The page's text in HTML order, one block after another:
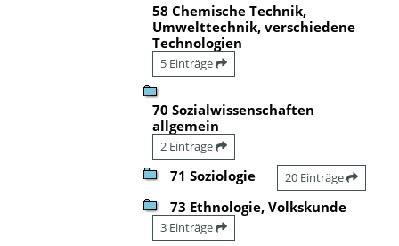
58 Chemische Technik,
Umwelttechnik, verschiedene
Technologien
5 Einträge
70 Sozialwissenschaften
allgemein
2 Einträge
71 Soziologie 20 Einträge
73 Ethnologie, Volkskunde
3 Einträge